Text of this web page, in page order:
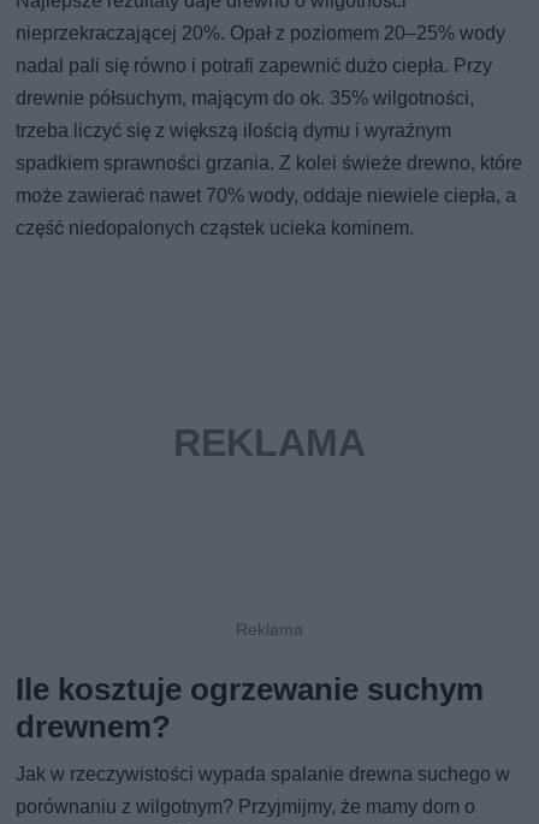
nieprzekraczającej 20%. Opał z poziomem 20–25% wody
nadal pali się równo i potrafi zapewnić dużo ciepła. Przy
drewnie półsuchym, mającym do ok. 35% wilgotności,
trzeba liczyć się z większą ilością dymu i wyraźnym
spadkiem sprawności grzania. Z kolei świeże drewno, które
może zawierać nawet 70% wody, oddaje niewiele ciepła, a
część niedopalonych cząstek ucieka kominem.
Ile kosztuje ogrzewanie suchym
drewnem?
Jak w rzeczywistości wypada spalanie drewna suchego w
porównaniu z wilgotnym? Przyjmijmy, że mamy dom o